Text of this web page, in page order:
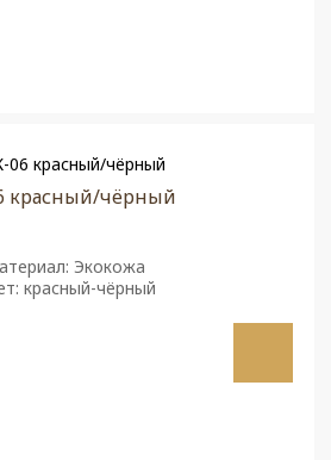
красный/чёрный
Экокожа
красный-чёрный